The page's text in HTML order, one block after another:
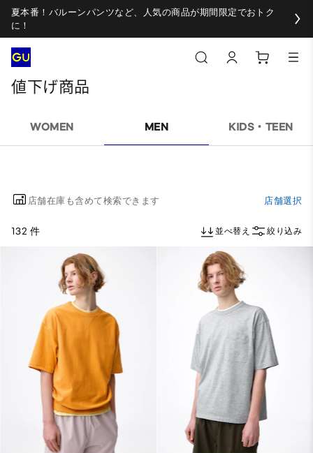
夏本番！バルーンパンツなど、人気の商品が期間限定でおトク
に！
値下げ商品
WOMEN MEN KIDS・TEEN
店舗在庫も含めて検索できます 店舗選択
132 件 並べ替え 絞り込み